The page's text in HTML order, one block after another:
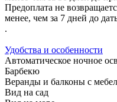
Предоплата не
менее, чем за 7 дней до
.
Удобства и особенности
Автоматическое ночное
Барбекю
Веранды и балконы с
Вид на сад